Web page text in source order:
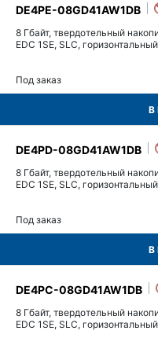
DE4PE-08GD41AW1DB
8 Гбайт, твердотельный
EDC 1SE, SLC,
Под заказ
В
DE4PD-08GD41AW1DB
8 Гбайт, твердотельный
EDC 1SE, SLC,
Под заказ
В
DE4PC-08GD41AW1DB
8 Гбайт, твердотельный
EDC 1SE, SLC,